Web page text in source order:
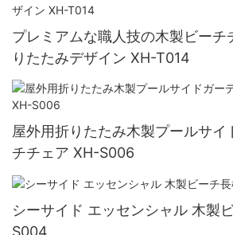
プレミアムな職人技の木製ビーチ
りたたみデザイン XH-T014
屋外用折りたたみ木製プールサイ
チチェア XH-S006
シーサイド エッセンシャル 木製
S004